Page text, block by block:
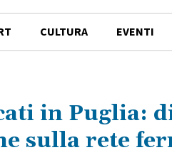
CULTURA EVENTI
in Puglia:
sulla rete